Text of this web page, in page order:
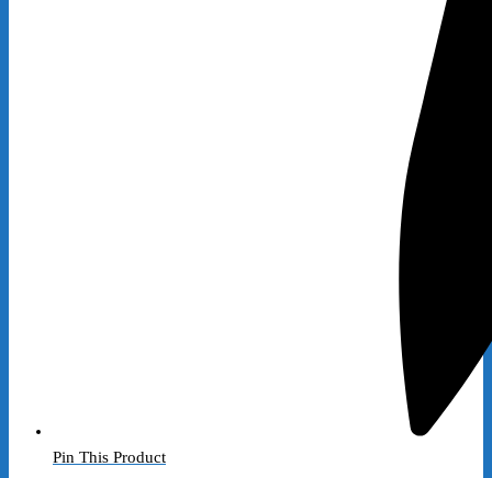
Pin This Product